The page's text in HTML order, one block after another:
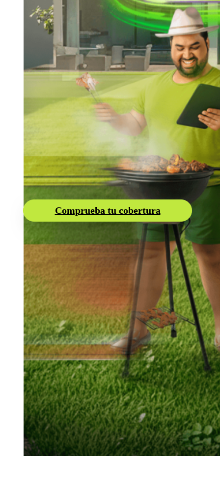
Entretenimiento
Comprueba tu cobertura